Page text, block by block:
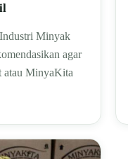
Minyak
agar
atau MinyaKita